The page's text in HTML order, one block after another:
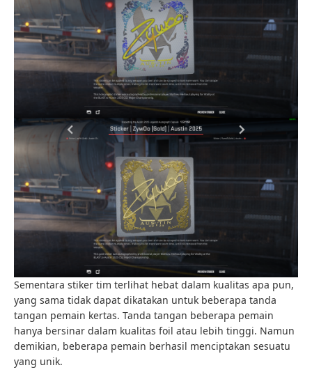
Sementara stiker tim terlihat hebat dalam kualitas apa pun,
yang sama tidak dapat dikatakan untuk beberapa tanda
tangan pemain kertas. Tanda tangan beberapa pemain
hanya bersinar dalam kualitas foil atau lebih tinggi. Namun
demikian, beberapa pemain berhasil menciptakan sesuatu
yang unik.